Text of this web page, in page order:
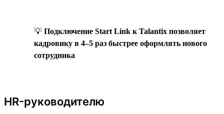
💡 Подключение Start Link к Talantix позволяет
кадровику в 4–5 раз быстрее оформлять нового
сотрудника
HR-руководителю